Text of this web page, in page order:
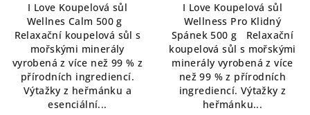
z
5
hvězdiček.
I Love Koupelová sůl
Wellnes Calm 500 g
Relaxační koupelová sůl s
mořskými minerály
vyrobená z více než 99 % z
přírodních ingrediencí.
Výtažky z heřmánku a
esenciální...
I Love Koupelová sůl
Wellness Pro Klidný
Spánek 500 g Relaxační
koupelová sůl s mořskými
minerály vyrobená z více
než 99 % z přírodních
ingrediencí. Výtažky z
heřmánku...